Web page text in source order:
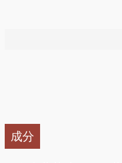
苦、涩，性温。核：入
成分